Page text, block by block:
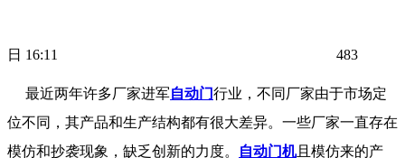
日 16:11 483
最近两年许多厂家进军自动门行业，不同厂家由于市场定
位不同，其产品和生产结构都有很大差异。一些厂家一直存在
模仿和抄袭现象，缺乏创新的力度。
自动门机且模仿来的产